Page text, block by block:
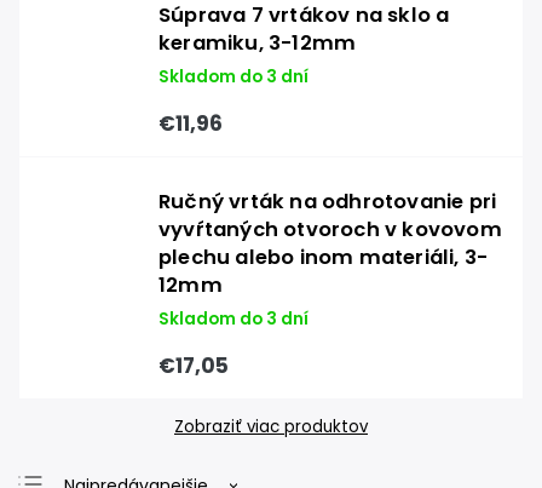
Súprava 7 vrtákov na sklo a
keramiku, 3-12mm
Skladom do 3 dní
€11,96
Ručný vrták na odhrotovanie pri
vyvŕtaných otvoroch v kovovom
plechu alebo inom materiáli, 3-
12mm
Skladom do 3 dní
€17,05
Zobraziť viac produktov